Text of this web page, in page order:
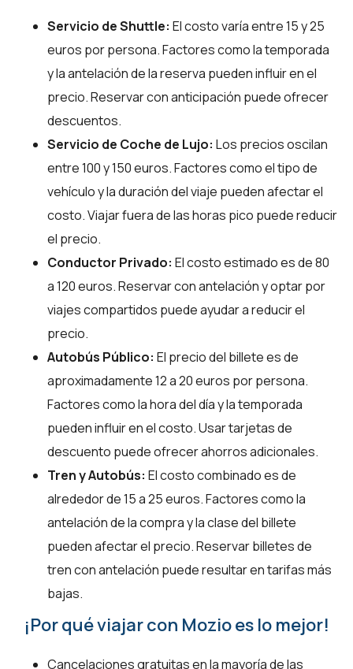
Servicio de Shuttle: El costo varía entre 15 y 25
euros por persona. Factores como la temporada
y la antelación de la reserva pueden influir en el
precio. Reservar con anticipación puede ofrecer
descuentos.
Servicio de Coche de Lujo: Los precios oscilan
entre 100 y 150 euros. Factores como el tipo de
vehículo y la duración del viaje pueden afectar el
costo. Viajar fuera de las horas pico puede reducir
el precio.
Conductor Privado: El costo estimado es de 80
a 120 euros. Reservar con antelación y optar por
viajes compartidos puede ayudar a reducir el
precio.
Autobús Público: El precio del billete es de
aproximadamente 12 a 20 euros por persona.
Factores como la hora del día y la temporada
pueden influir en el costo. Usar tarjetas de
descuento puede ofrecer ahorros adicionales.
Tren y Autobús: El costo combinado es de
alrededor de 15 a 25 euros. Factores como la
antelación de la compra y la clase del billete
pueden afectar el precio. Reservar billetes de
tren con antelación puede resultar en tarifas más
bajas.
¡Por qué viajar con Mozio es lo mejor!
Cancelaciones gratuitas en la mayoría de las